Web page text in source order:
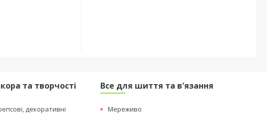
та творчості
декоративні
Все для шиття та в'язання
Мереживо